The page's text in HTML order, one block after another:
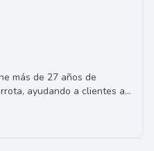
más de 27 años de
ayudando a clientes a